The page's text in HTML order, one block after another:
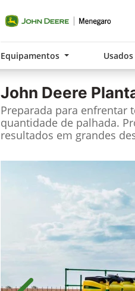
Equipamentos Usados
John Deere
Preparada para enfrentar
quantidade de palhada.
resultados em grandes